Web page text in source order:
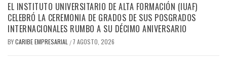
EL INSTITUTO UNIVERSITARIO DE ALTA FORMACIÓN (IUAF)
CELEBRÓ LA CEREMONIA DE GRADOS DE SUS POSGRADOS
INTERNACIONALES RUMBO A SU DÉCIMO ANIVERSARIO
BYCARIBE EMPRESARIAL / 7 AGOSTO, 2026